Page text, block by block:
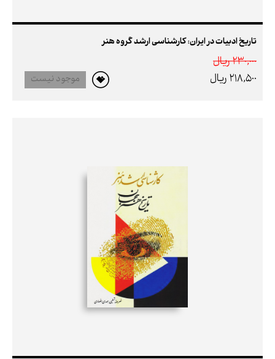
تاریخ ادبیات در ایران: کارشناسی ارشد گروه هنر
230,000 ريال
218,500 ريال
موجود نیست